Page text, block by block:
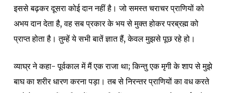
इससे बढ़कर दूसरा कोई दान नहीं है। जो समस्त चराचर प्राणियों को
अभय दान देता है, वह सब प्रकार के भय से मुक्त होकर परब्रह्म को
प्राप्त होता है। तुम्हें ये सभी बातें ज्ञात हैं, केवल मुझसे पूछ रहे हो।
व्याघ्र ने कहा- पूर्वकाल में मैं एक राजा था; किन्तु एक मृगी के शाप से मुझे
बाघ का शरीर धारण करना पड़ा। तब से निरन्तर प्राणियों का वध करते